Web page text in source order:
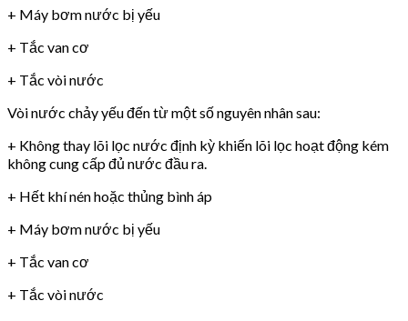
+ Máy bơm nước bị yếu
+ Tắc van cơ
+ Tắc vòi nước
Vòi nước chảy yếu đến từ một số nguyên nhân sau:
+ Không thay lõi lọc nước định kỳ khiến lõi lọc hoạt động kém
không cung cấp đủ nước đầu ra.
+ Hết khí nén hoặc thủng bình áp
+ Máy bơm nước bị yếu
+ Tắc van cơ
+ Tắc vòi nước